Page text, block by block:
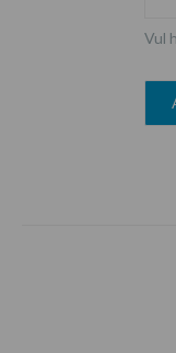
Vul